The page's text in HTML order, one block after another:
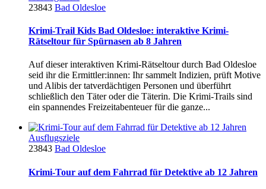
23843 Bad Oldesloe
Krimi-Trail Kids Bad Oldesloe: interaktive Krimi-
Rätseltour für Spürnasen ab 8 Jahren
Auf dieser interaktiven Krimi-Rätseltour durch Bad Oldesloe
seid ihr die Ermittler:innen: Ihr sammelt Indizien, prüft Motive
und Alibis der tatverdächtigen Personen und überführt
schließlich den Täter oder die Täterin. Die Krimi-Trails sind
ein spannendes Freizeitabenteuer für die ganze...
Ausflugsziele
23843 Bad Oldesloe
Krimi-Tour auf dem Fahrrad für Detektive ab 12 Jahren